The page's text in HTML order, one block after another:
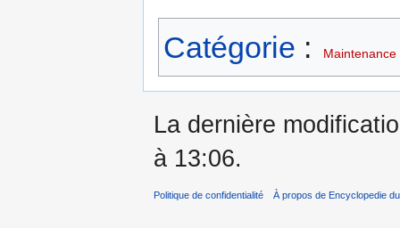
Catégorie :
La dernière
à 13:06.
Politique de confidentialité À propos de Encyclopedie